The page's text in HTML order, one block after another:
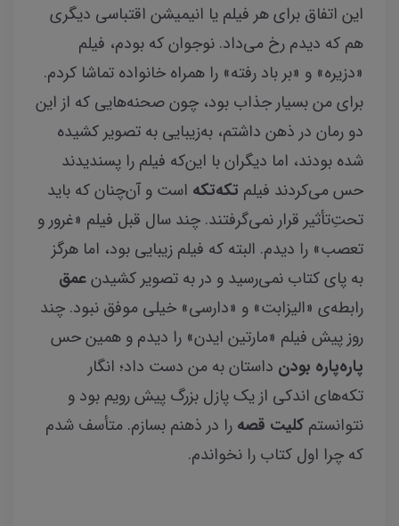
این اتفاق برای هر فیلم یا انیمیشن اقتباسی دیگری
هم که دیدم رخ می‌داد. نوجوان که بودم، فیلم
«دزیره» و «بر باد رفته» را همراه خانواده تماشا کردم.
برای من بسیار جذاب بود، چون صحنه‌هایی که از این
دو رمان در ذهن داشتم، به‌زیبایی به تصویر کشیده
شده بودند، اما دیگران با این‌که فیلم را پسندیدند
حس می‌کردند فیلم تکه‌تکه است و آن‌چنان که باید
تحتِ‌تأثیر قرار نمی‌گرفتند. چند سال قبل فیلم «غرور و
تعصب» را دیدم. البته که فیلم زیبایی بود، اما هرگز
به پای کتاب نمی‌رسید و در به تصویر کشیدنعمق
رابطه‌ی «الیزابت» و «دارسی» خیلی موفق نبود. چند
روز پیش فیلم «مارتین ایدن» را دیدم و همین حس
پاره‌پاره بودن داستان به من دست داد؛ انگار
تکه‌های اندکی از یک پازل بزرگ پیش رویم بود و
نتوانستم کلیت قصه را در ذهنم بسازم. متأسف شدم
که چرا اول کتاب را نخواندم.